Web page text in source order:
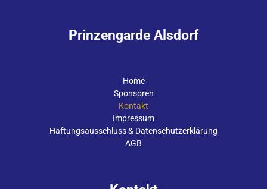
Prinzengarde Alsdorf
Home
Sponsoren
Kontakt
Impressum
Haftungsausschluss & Datenschutzerklärung
AGB